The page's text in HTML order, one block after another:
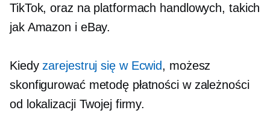
TikTok, oraz na platformach handlowych, takich
jak Amazon i eBay.
Kiedy zarejestruj się w Ecwid, możesz
skonfigurować metodę płatności w zależności
od lokalizacji Twojej firmy.